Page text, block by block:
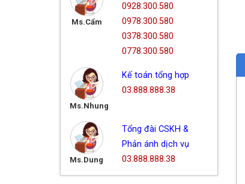
Ms.Cẩm
0928.300.580
0978.300.580
0378.300.580
0778.300.580
Ms.Nhung
Kế toán tổng hợp
03.888.888.38
Ms.Dung
Tổng đài CSKH &
Phản ánh dịch vụ
03.888.888.38